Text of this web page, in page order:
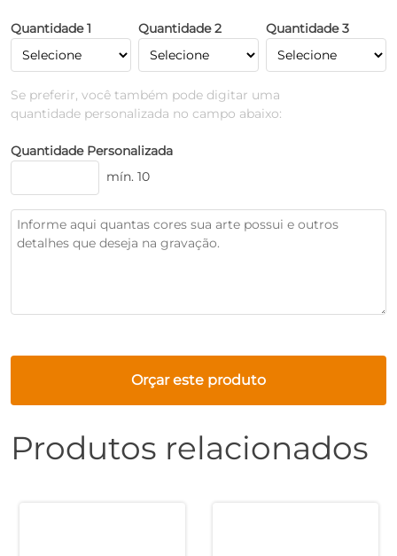
Quantidade 1 Quantidade 2 Quantidade 3
Se preferir, você também pode digitar uma
quantidade personalizada no campo abaixo:
Quantidade Personalizada
mín. 10
Orçar este produto
Produtos relacionados